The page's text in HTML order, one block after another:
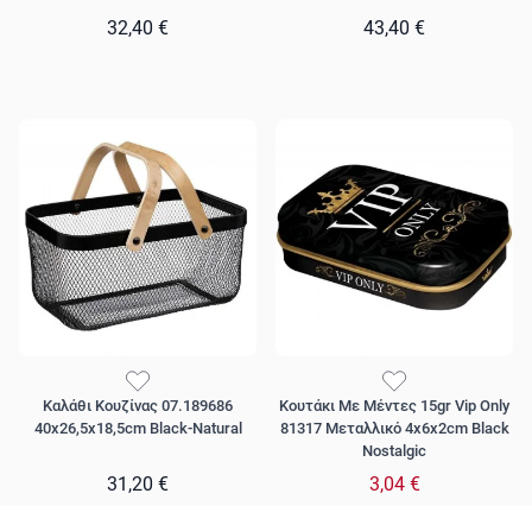
32,40 € 43,40 €
Καλάθι Κουζίνας 07.189686
40x26,5x18,5cm Black-Natural
31,20 €
Κουτάκι Με Μέντες 15gr Vip Only
81317 Μεταλλικό 4x6x2cm Black
Nostalgic
3,04 €